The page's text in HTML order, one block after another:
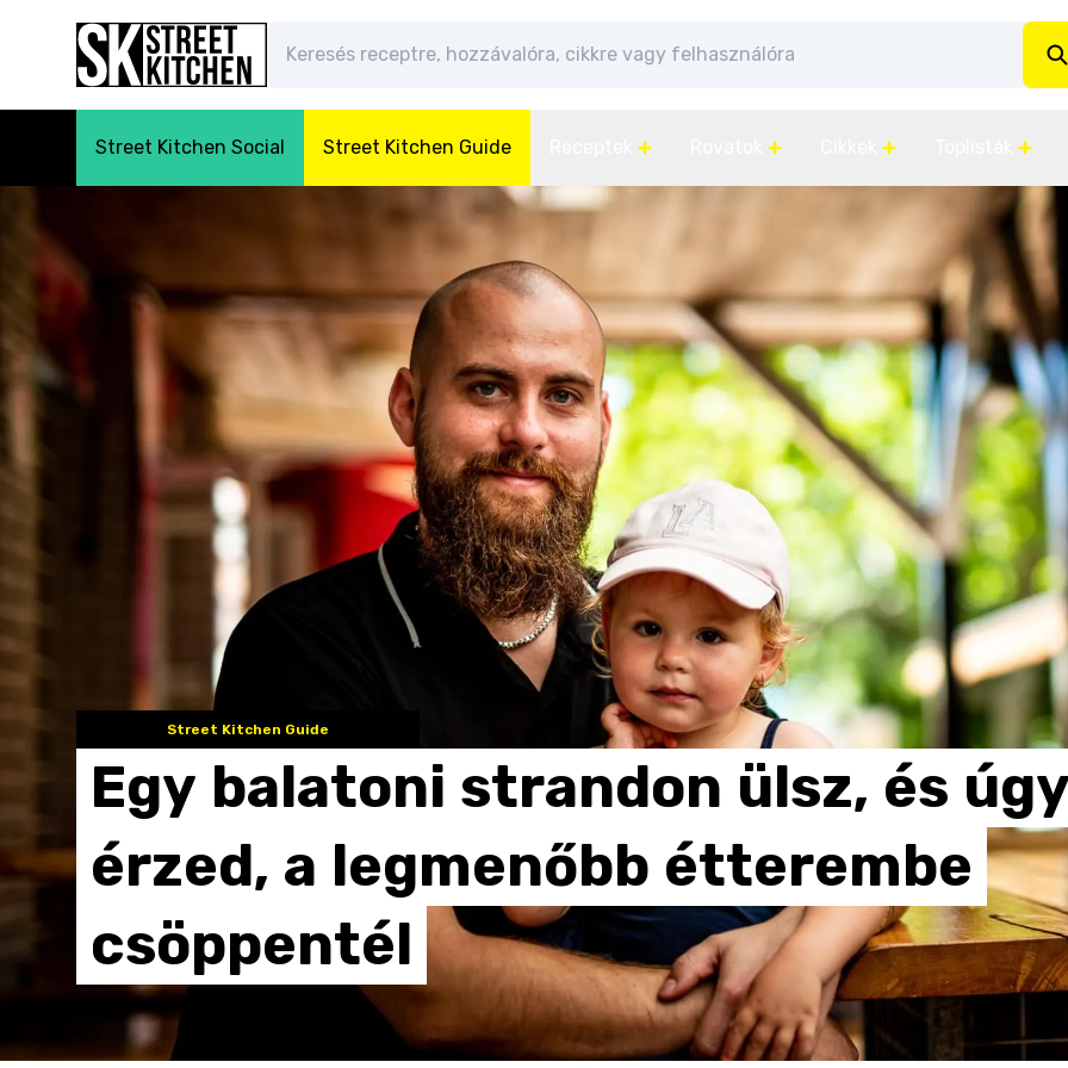
Street Kitchen Social Street Kitchen Guide
Street Kitchen Guide
Egy balatoni strandon ülsz, és
érzed, a legmenőbb étterembe
csöppentél